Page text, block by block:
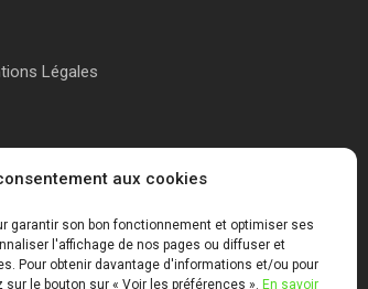
aux cookies
garantir son bon fonctionnement et optimiser ses
l'affichage de nos pages ou diffuser et
Pour obtenir davantage d'informations et/ou pour
le bouton sur « Voir les préférences ». En savoir
Légales